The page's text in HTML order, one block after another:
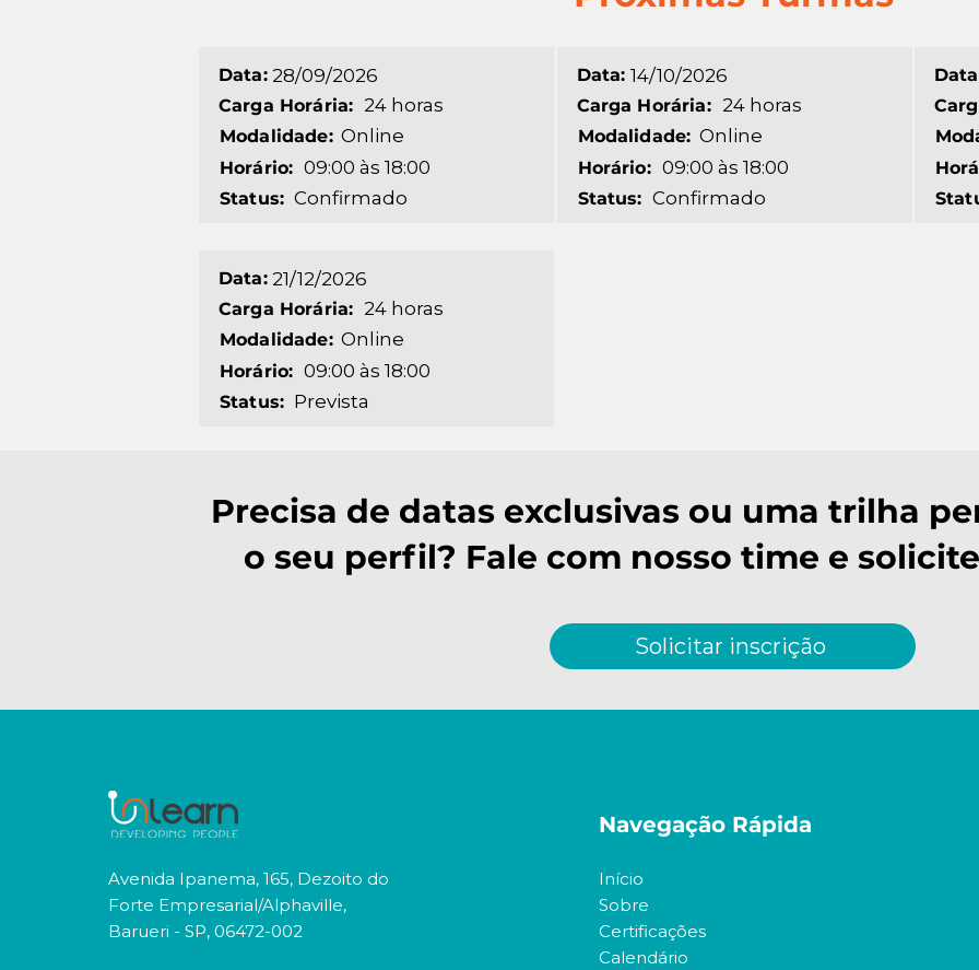
Data: 28/09/2026
Carga Horária: 24 horas
Online
Modalidade:
Horário: 09:00 às 18:00
Confirmado
Status:
Data: 21/12/2026
Carga Horária: 24 horas
Online
Modalidade:
Horário: 09:00 às 18:00
Prevista
Status:
Data: 14/10/2026
Carga Horária: 24 horas
Online
Modalidade:
Horário: 09:00 às 18:00
Confirmado
Status:
Precisa de datas exclusivas ou uma trilha
o seu perfil? Fale com nosso time e
Solicitar inscrição
Avenida Ipanema, 165, Dezoito do
Forte Empresarial/Alphaville,
Barueri - SP, 06472-002
Navegação Rápida
Início
Sobre
Certificações
Calendário